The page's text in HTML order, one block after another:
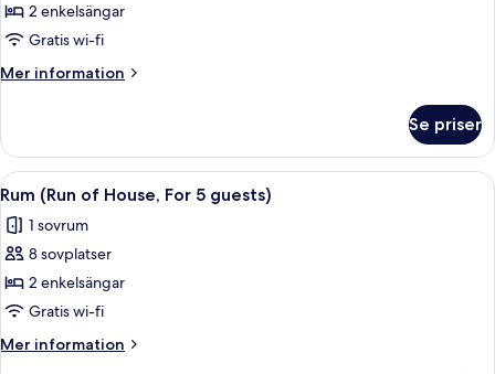
Rum
(Run
of
House,
4
guests)
2 enkelsängar
Gratis wi-fi
Mer information
Mer
(Run
of
House,
4
guests)
Se priser
Öppna
alla
foton
för
Rum
(Run
of
House,
Ett hotellrum med två sängar, ett
8
Rum (Run of House, For 5 guests)
1 sovrum
8 sovplatser
2 enkelsängar
Gratis wi-fi
Mer information
Mer